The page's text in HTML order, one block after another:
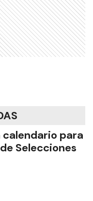
calendario para
Selecciones